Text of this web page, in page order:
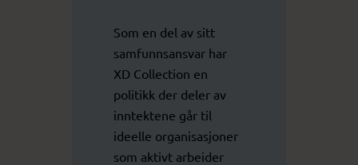
Som en del av sitt
samfunnsansvar har
XD Collection en
politikk der deler av
inntektene går til
ideelle organisasjoner
som aktivt arbeider